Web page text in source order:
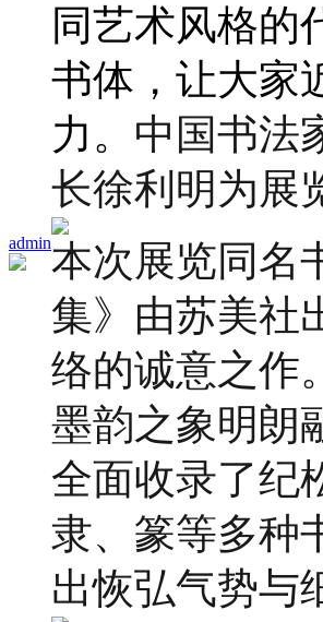
admin
同艺术风格的
书体，让大家
力。 中国书法
长徐利明为展
本次展览同名
集》由苏美社
络的诚意之作
墨韵之象明朗
全面收录了纪
隶、篆等多种
出恢弘气势与